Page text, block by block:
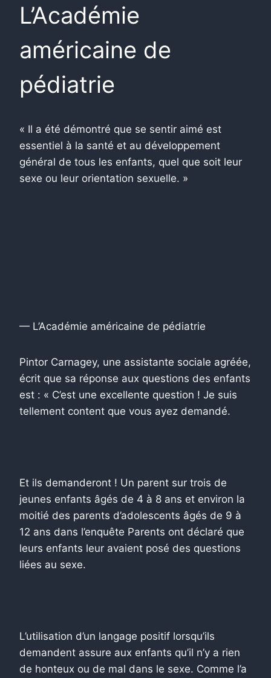
L’Académie
américaine de
pédiatrie
« Il a été démontré que se sentir aimé est
essentiel à la santé et au développement
général de tous les enfants, quel que soit leur
sexe ou leur orientation sexuelle. »
— L’Académie américaine de pédiatrie
Pintor Carnagey, une assistante sociale agréée,
écrit que sa réponse aux questions des enfants
est : « C’est une excellente question ! Je suis
tellement content que vous ayez demandé.
Et ils demanderont ! Un parent sur trois de
jeunes enfants âgés de 4 à 8 ans et environ la
moitié des parents d’adolescents âgés de 9 à
12 ans dans l’enquête Parents ont déclaré que
leurs enfants leur avaient posé des questions
liées au sexe.
L’utilisation d’un langage positif lorsqu’ils
demandent assure aux enfants qu’il n’y a rien
de honteux ou de mal dans le sexe. Comme l’a